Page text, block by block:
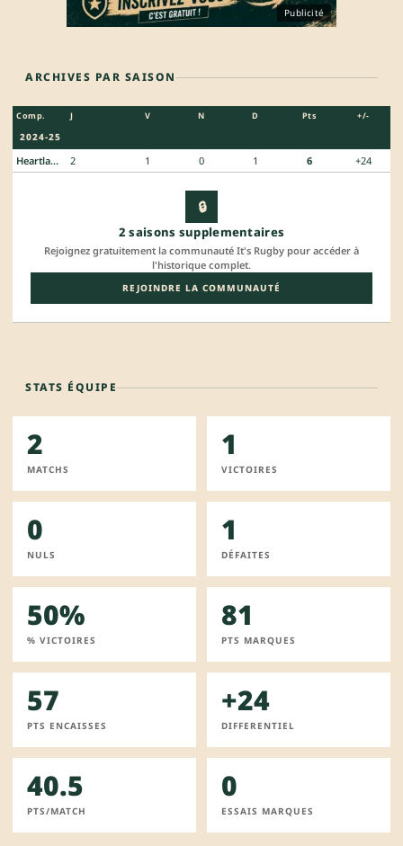
Publicité
ARCHIVES PAR SAISON
Comp. J V N D Pts +/-
2024-25
Heartland Championship 2 1 0 1 6 +24
🔒
2 saisons supplementaires
Rejoignez gratuitement la communauté It's Rugby pour accéder à
l'historique complet.
REJOINDRE LA COMMUNAUTÉ
STATS ÉQUIPE
2
MATCHS
1
VICTOIRES
0
NULS
1
DÉFAITES
50%
% VICTOIRES
81
PTS MARQUES
57
PTS ENCAISSES
+24
DIFFERENTIEL
40.5
PTS/MATCH
0
ESSAIS MARQUES